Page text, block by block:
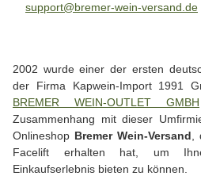
support@bremer-wein-versand.de
2002 wurde einer der ersten
der Firma Kapwein-Import 1991
BREMER WEIN-OUTLET GMBH
Zusammenhang mit dieser
Onlineshop Bremer Wein-Versand
Facelift erhalten hat, um
Einkaufserlebnis bieten zu können.